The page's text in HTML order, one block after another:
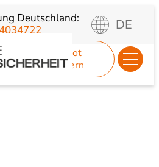
Deutschland:
DE
Angebot
anfordern